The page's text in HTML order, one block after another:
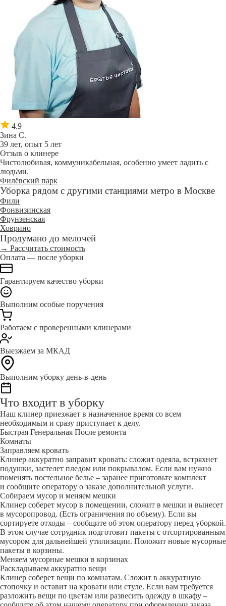
4.9
Зина С.
39 лет, опыт 5 лет
Отзыв о клинере
Чистолюбивая, коммуникабельная, особенно умеет ладить с
людьми.
Филёвский парк
Уборка рядом с другими станциями метро в Москве
Фили
Фонвизинская
Фрунзенская
Ховрино
Продумано до мелочей
→ Рассчитать стоимость
Оплата — после уборки
Гарантируем качество уборки
Выполним особые поручения
Работаем с проверенными клинерами
Выезжаем за МКАД
Выполним уборку день-в-день
Что входит в уборку
Наш клинер приезжает в назначенное время со всем
необходимым и сразу приступает к делу.
Быстрая Генеральная После ремонта
Комнаты
Заправляем кровать
Клинер аккуратно заправит кровать: сложит одеяла, встряхнет
подушки, застелет пледом или покрывалом. Если вам нужно
поменять постельное белье – заранее приготовьте комплект
и сообщите оператору о заказе дополнительной услуги.
Собираем мусор и меняем мешки
Клинер соберет мусор в помещении, сложит в мешки и вынесет
в мусоропровод. (Есть ограничения по объему). Если вы
сортируете отходы – сообщите об этом оператору перед уборкой.
В этом случае сотрудник подготовит пакеты с отсортированным
мусором для дальнейшей утилизации. Положит новые мусорные
пакеты в корзины.
Меняем мусорные мешки в корзинах
Раскладываем аккуратно вещи
Клинер соберет вещи по комнатам. Сложит в аккуратную
стопочку и оставит на кровати или стуле. Если вам требуется
разложить вещи по цветам или развесить одежду в шкафу –